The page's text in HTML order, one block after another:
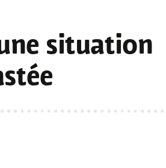
situation